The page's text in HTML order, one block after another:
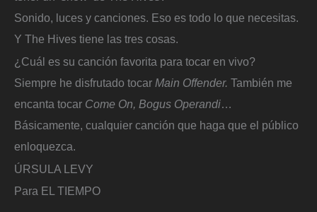
Sonido, luces y canciones. Eso es todo lo que necesitas.
Y The Hives tiene las tres cosas.
¿Cuál es su canción favorita para tocar en vivo?
Siempre he disfrutado tocar Main Offender. También me
encanta tocar Come On, Bogus Operandi…
Básicamente, cualquier canción que haga que el público
enloquezca.
ÚRSULA LEVY
Para EL TIEMPO